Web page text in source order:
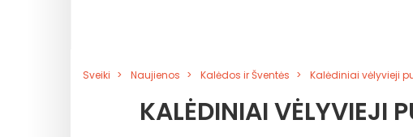
Sveiki Naujienos Kalėdos ir Šventės Kalėdiniai vėlyvieji
KALĖDINIAI VĖLYVIEJI